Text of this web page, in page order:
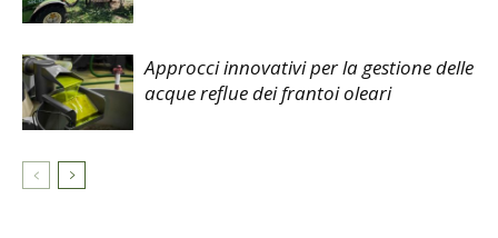
Approcci innovativi per la gestione delle
acque reflue dei frantoi oleari